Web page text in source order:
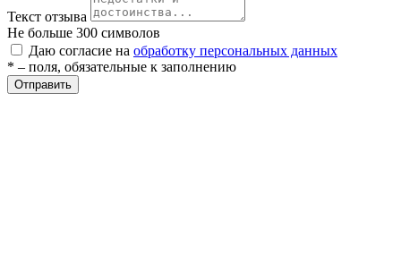
Текст отзыва
Не больше 300 символов
Даю согласие на обработку персональных данных
* – поля, обязательные к заполнению
Отправить